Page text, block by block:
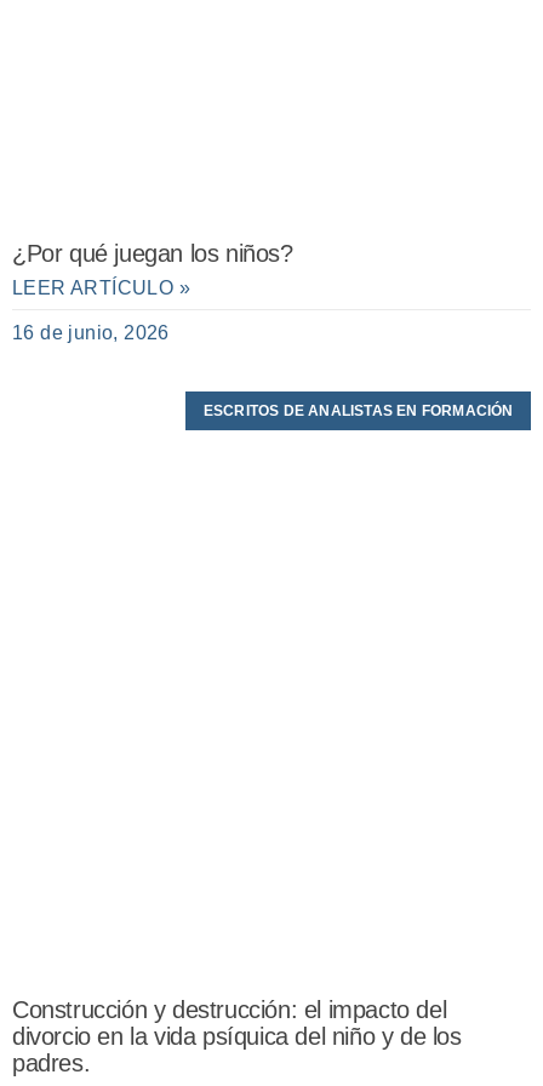
¿Por qué juegan los niños?
LEER ARTÍCULO »
16 de junio, 2026
ESCRITOS DE ANALISTAS EN FORMACIÓN
Construcción y destrucción: el impacto del
divorcio en la vida psíquica del niño y de los
padres.